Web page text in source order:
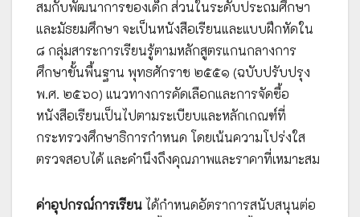
สมกับพัฒนาการของเด็ก ส่วนในระดับประถมศึกษา
และมัธยมศึกษา จะเป็นหนังสือเรียนและแบบฝึกหัดใน
๘ กลุ่มสาระการเรียนรู้ตามหลักสูตรแกนกลางการ
ศึกษาขั้นพื้นฐาน พุทธศักราช ๒๕๕๑ (ฉบับปรับปรุง
พ.ศ. ๒๕๖๐) แนวทางการคัดเลือกและการจัดซื้อ
หนังสือเรียนเป็นไปตามระเบียบและหลักเกณฑ์ที่
กระทรวงศึกษาธิการกำหนด โดยเน้นความโปร่งใส
ตรวจสอบได้ และคำนึงถึงคุณภาพและราคาที่เหมาะสม
ค่าอุปกรณ์การเรียน ได้กำหนดอัตราการสนับสนุนต่อ